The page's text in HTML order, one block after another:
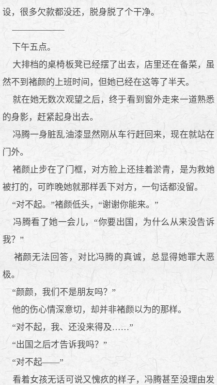
设，很多欠款都没还，脱身脱了个干净。
——————
下午五点。
大排档的桌椅板凳已经摆了出去，店里还在备菜，虽
然不到褚颜的上班时间，但她已经在这等了半天。
就在她无数次观望之后，终于看到窗外走来一道熟悉
的身影，赶紧起身出去。
冯腾一身脏乱油漆显然刚从车行赶回来，现在就站在
门外。
褚颜止步在了门框，对方脸上还挂着淤青，是为救她
被打的，可昨晚她就那样丢下对方，一句话都没留。
“对不起。”褚颜低头，“谢谢你能来。”
冯腾看了她一会儿，“你要出国，为什么从来没告诉
我？”
褚颜无法回答，对比冯腾的真诚，总显得她罪大恶
极。
“颜颜，我们不是朋友吗？”
他的伤心情深意切，却并非褚颜以为的那样。
“对不起，我、还没来得及……”
“出国之后才告诉我吗？”
“对不起——”
看着女孩无话可说又愧疚的样子，冯腾甚至没理由发